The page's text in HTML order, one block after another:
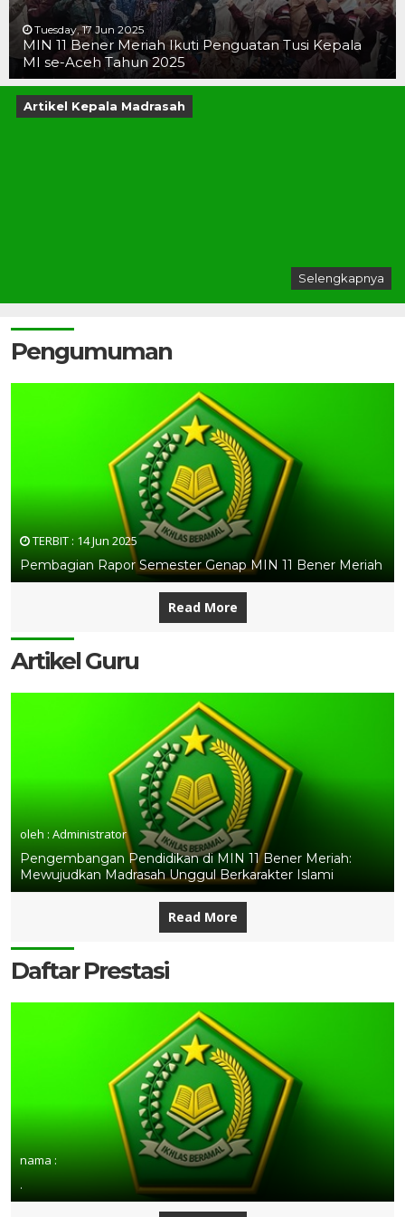
Tuesday, 17 Jun 2025
MIN 11 Bener Meriah Ikuti Penguatan Tusi Kepala
MI se-Aceh Tahun 2025
Artikel Kepala Madrasah
Selengkapnya
Pengumuman
TERBIT : 14 Jun 2025
Pembagian Rapor Semester Genap MIN 11 Bener Meriah
Read More
Artikel Guru
oleh : Administrator
Pengembangan Pendidikan di MIN 11 Bener Meriah:
Mewujudkan Madrasah Unggul Berkarakter Islami
Read More
Daftar Prestasi
nama :
.
19 JUN 2025
19 JUN 2025
16 JUN 2025